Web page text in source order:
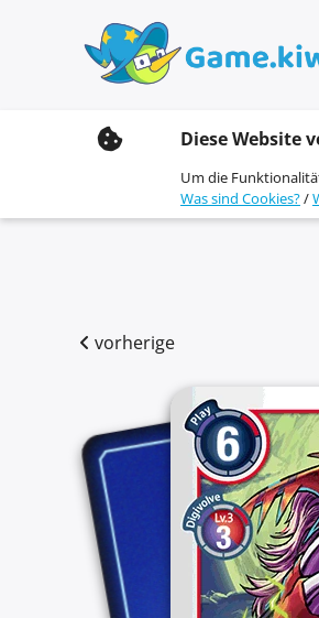
o
Diese Website
Um die
Was sind Cookies?/
vorherige